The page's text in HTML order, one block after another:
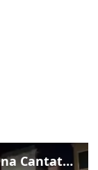
Venezia omaggia Guccini con una Cantata Anarchica in campo Santa Margherita